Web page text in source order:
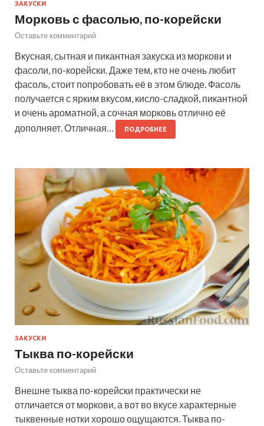
ЗАКУСКИ
Морковь с фасолью, по-корейски
Оставьте комментарий
Вкусная, сытная и пикантная закуска из моркови и
фасоли, по-корейски. Даже тем, кто не очень любит
фасоль, стоит попробовать её в этом блюде. Фасоль
получается с ярким вкусом, кисло-сладкой, пикантной
и очень ароматной, а сочная морковь отлично её
дополняет. Отличная…
ПОДРОБНЕЕ
ЗАКУСКИ
Тыква по-корейски
Оставьте комментарий
Внешне тыква по-корейски практически не
отличается от моркови, а вот во вкусе характерные
тыквенные нотки хорошо ощущаются. Тыква по-